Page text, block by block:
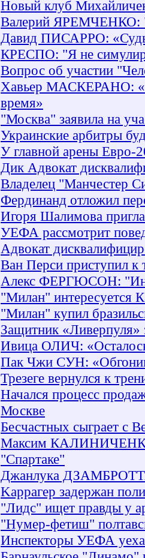
Новый клуб
Валерий ЯРЕМЧЕНКО:
Давид ПИСАРРО:
КРЕСПО: "Я не
Вопрос об участии
Хавьер МАСКЕРАНО:
время»
"Москва" заявила на
Украинские арбитры
У главной арены Евро-
Дик Адвокат
Владелец "Манчестер
Фердинанд отложил
Игоря Шалимова
УЕФА рассмотрит
Адвокат
Ван Перси приступил к
Алекс ФЕРГЮСОН:
"Милан" интересуется
"Милан" купил
Защитник «Ливерпуля»
Ивица ОЛИЧ: «Осталось
Пак Чжи СУН:
Трезеге вернулся к
Начался процесс
Москве
Бесчастных сыграет с
Максим КАЛИНИЧЕНКО:
"Спартаке"
Джанлука
Kaррагер задержан
"Лидс" ищет правды у
"Нумер-фетиш"
Инспекторы УЕФА